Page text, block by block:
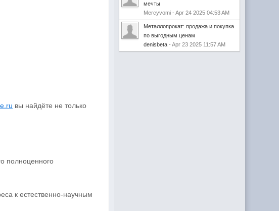
вы найдёте не только
полноценного
к естественно-научным
мечты
Mercyvomi - Apr 24 2025 04:53 AM
Металлопрокат: продажа и покупка
по выгодным ценам
denisbeta- Apr 23 2025 11:57 AM